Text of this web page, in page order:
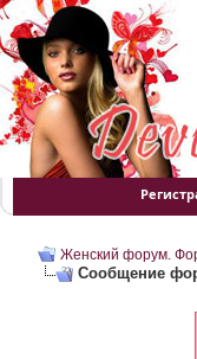
Женский форум.
Сообщение